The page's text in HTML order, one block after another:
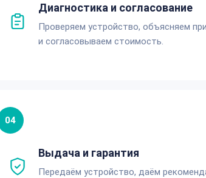
Диагностика и согласование
Проверяем устройство, объясняем
и согласовываем стоимость.
04
Выдача и гарантия
Передаём устройство, даём